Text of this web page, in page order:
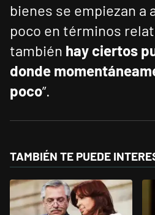
bienes se empiezan a
poco en términos
también hay ciertos
donde
poco”.
TAMBIÉN TE PUEDE